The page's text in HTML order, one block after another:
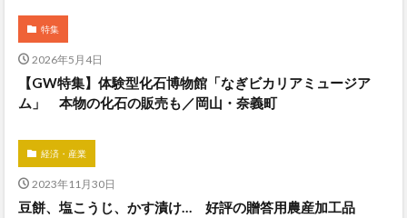
特集
2026年5月4日
【GW特集】体験型化石博物館「なぎビカリアミュージア
ム」 本物の化石の販売も／岡山・奈義町
経済・産業
2023年11月30日
豆餅、塩こうじ、かす漬け… 好評の贈答用農産加工品